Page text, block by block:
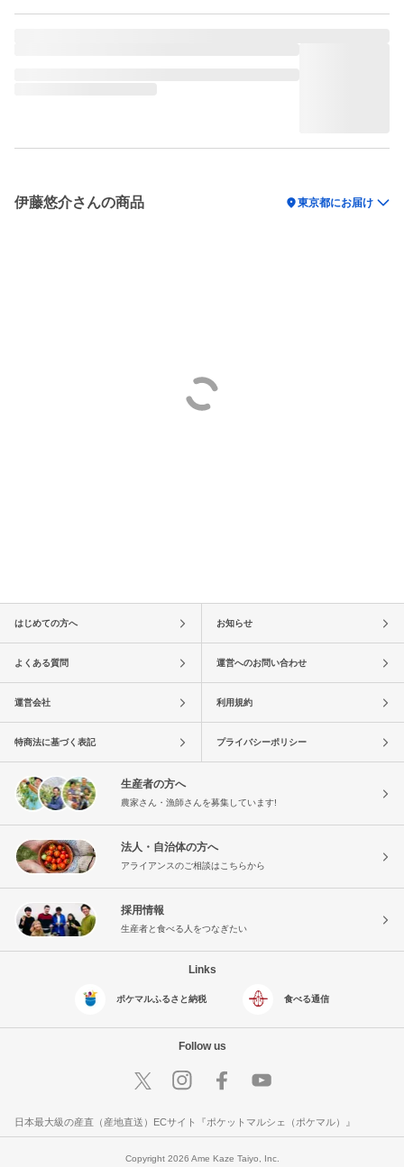
伊藤悠介さんの商品 location_on東京都にお届け
はじめての方へ お知らせ
よくある質問 運営へのお問い合わせ
運営会社 利用規約
特商法に基づく表記 プライバシーポリシー
生産者の方へ
農家さん・漁師さんを募集しています!
法人・自治体の方へ
アライアンスのご相談はこちらから
採用情報
生産者と食べる人をつなぎたい
Links
ポケマルふるさと納税 食べる通信
Follow us
日本最大級の産直（産地直送）ECサイト『ポケットマルシェ（ポケマル）』
Copyright 2026 Ame Kaze Taiyo, Inc.